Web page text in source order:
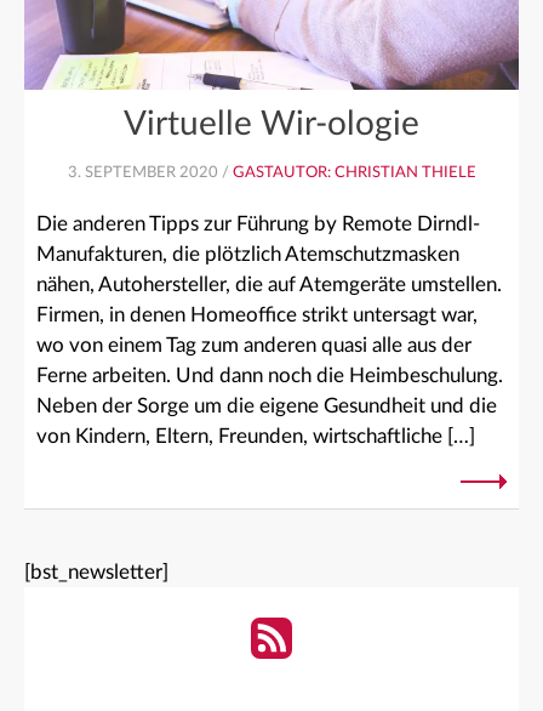
Virtuelle Wir-ologie
3. SEPTEMBER 2020 / GASTAUTOR: CHRISTIAN THIELE
Die anderen Tipps zur Führung by Remote Dirndl-
Manufakturen, die plötzlich Atemschutzmasken
nähen, Autohersteller, die auf Atemgeräte umstellen.
Firmen, in denen Homeoffice strikt untersagt war,
wo von einem Tag zum anderen quasi alle aus der
Ferne arbeiten. Und dann noch die Heimbeschulung.
Neben der Sorge um die eigene Gesundheit und die
von Kindern, Eltern, Freunden, wirtschaftliche […]
[bst_newsletter]